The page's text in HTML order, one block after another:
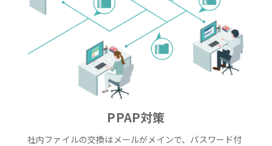
PPAP対策
社内ファイルの交換はメールがメインで、パスワード付